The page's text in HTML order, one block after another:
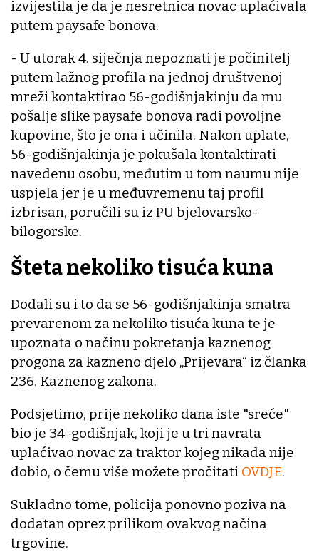
izvijestila je da je nesretnica novac uplaćivala
putem paysafe bonova.
- U utorak 4. siječnja nepoznati je počinitelj
putem lažnog profila na jednoj društvenoj
mreži kontaktirao 56-godišnjakinju da mu
pošalje slike paysafe bonova radi povoljne
kupovine, što je ona i učinila. Nakon uplate,
56-godišnjakinja je pokušala kontaktirati
navedenu osobu, međutim u tom naumu nije
uspjela jer je u međuvremenu taj profil
izbrisan, poručili su iz PU bjelovarsko-
bilogorske.
Šteta nekoliko tisuća kuna
Dodali su i to da se 56-godišnjakinja smatra
prevarenom za nekoliko tisuća kuna te je
upoznata o načinu pokretanja kaznenog
progona za kazneno djelo „Prijevara“ iz članka
236. Kaznenog zakona.
Podsjetimo, prije nekoliko dana iste "sreće"
bio je 34-godišnjak, koji je u tri navrata
uplaćivao novac za traktor kojeg nikada nije
dobio, o čemu više možete pročitati OVDJE.
Sukladno tome, policija ponovno poziva na
dodatan oprez prilikom ovakvog načina
trgovine.